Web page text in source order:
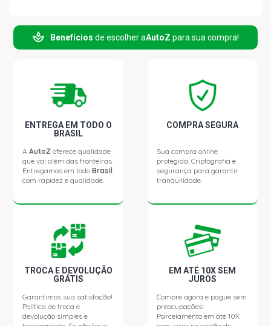
CIVIC LX SEDAN 1.5 16V GASOLINA (1992 - 1995)
CIVIC LX IMPORTADO SEDAN 1.6 16V GASOLINA (1992 -
Benefícios de escolher aAutoZ para sua compra!
ENTREGA EM TODO O
BRASIL
AAutoZ oferece qualidade
que vai além das fronteiras.
Entregamos em todoBrasil
com rapidez e qualidade.
COMPRA SEGURA
Sua compra online
protegida. Criptografia e
segurança para garantir
tranquilidade.
TROCA E DEVOLUÇÃO
GRÁTIS
Garantimos sua satisfação!
Política de troca e
devolução simples e
EM ATÉ 10X SEM
JUROS
Compre agora e pague sem
preocupações!
Parcelamento em até 10X